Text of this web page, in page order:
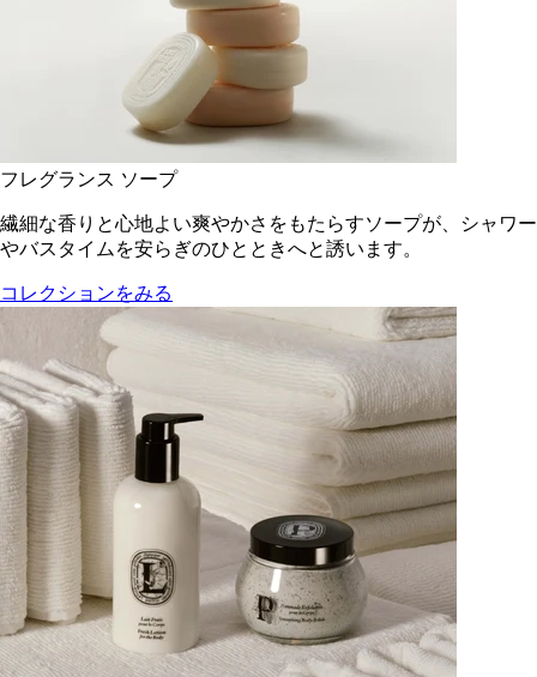
フレグランス ソープ
繊細な香りと心地よい爽やかさをもたらすソープが、シャワー
やバスタイムを安らぎのひとときへと誘います。
コレクションをみる